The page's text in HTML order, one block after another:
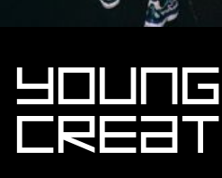
Young
Creat